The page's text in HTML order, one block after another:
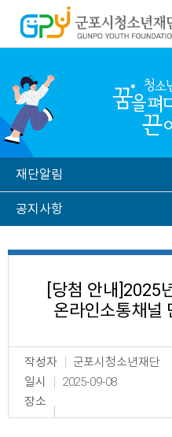
재단알림
공지사항
[당첨 안내]2025
온라인소통채널
작성자
군포시청소년재단
일시
2025-09-08
장소